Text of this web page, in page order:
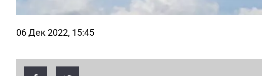
06 Дек 2022, 15:45